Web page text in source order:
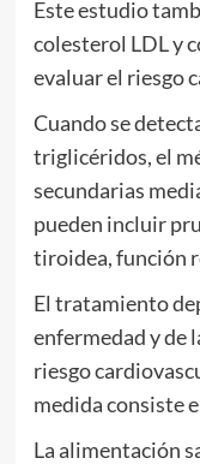
Este estudio
colesterol LDL y
evaluar el riesgo
Cuando se
triglicéridos, el
secundarias
pueden incluir
tiroidea, función
El tratamiento
enfermedad y de
riesgo
medida consiste
La alimentación